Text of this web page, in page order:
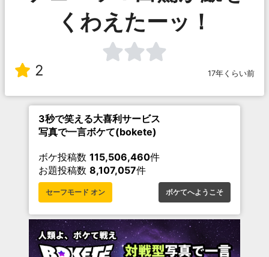
くわえたーッ！
2 17年くらい前
3秒で笑える大喜利サービス
写真で一言ボケて(bokete)
ボケ投稿数 115,506,460件
お題投稿数 8,107,057件
セーフモード オン ボケてへようこそ